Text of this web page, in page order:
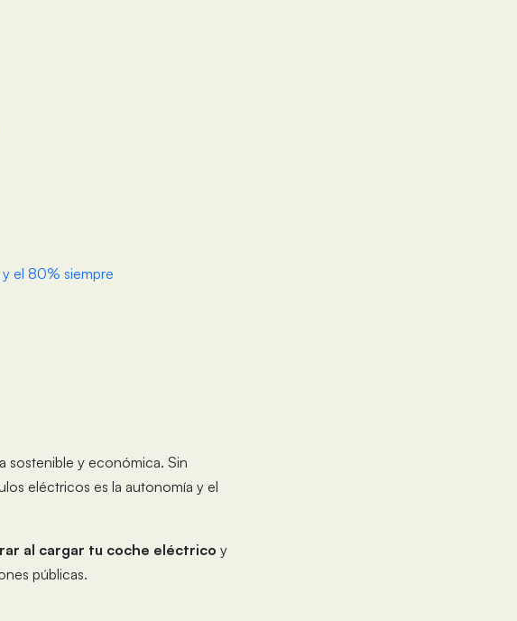
el 80% siempre
sostenible y económica. Sin
eléctricos es la autonomía y el
al cargar tu coche eléctrico y
públicas.